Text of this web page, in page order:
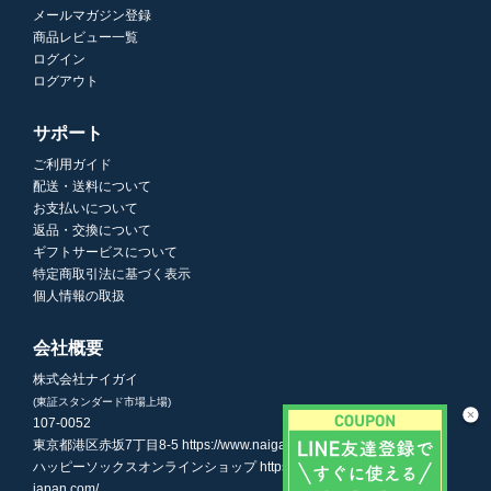
メールマガジン登録
商品レビュー一覧
ログイン
ログアウト
サポート
ご利用ガイド
配送・送料について
お支払いについて
返品・交換について
ギフトサービスについて
特定商取引法に基づく表示
個人情報の取扱
会社概要
株式会社ナイガイ
(東証スタンダード市場上場)
107-0052
東京都港区赤坂7丁目8-5 https://www.naigai.co.jp/corp/
ハッピーソックスオンラインショップhttps://www.happysocks-